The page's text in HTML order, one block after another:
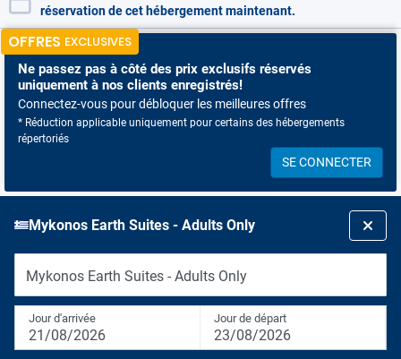
réservation de cet hébergement maintenant.
OFFRES EXCLUSIVES
Ne passez pas à côté des prix exclusifs réservés
uniquement à nos clients enregistrés!
Connectez-vous pour débloquer les meilleures offres
* Réduction applicable uniquement pour certains des hébergements
répertoriés
SE CONNECTER
Mykonos Earth Suites - Adults Only
Mykonos Earth Suites - Adults Only
Jour d'arrivée
21/08/2026
Jour de départ
23/08/2026